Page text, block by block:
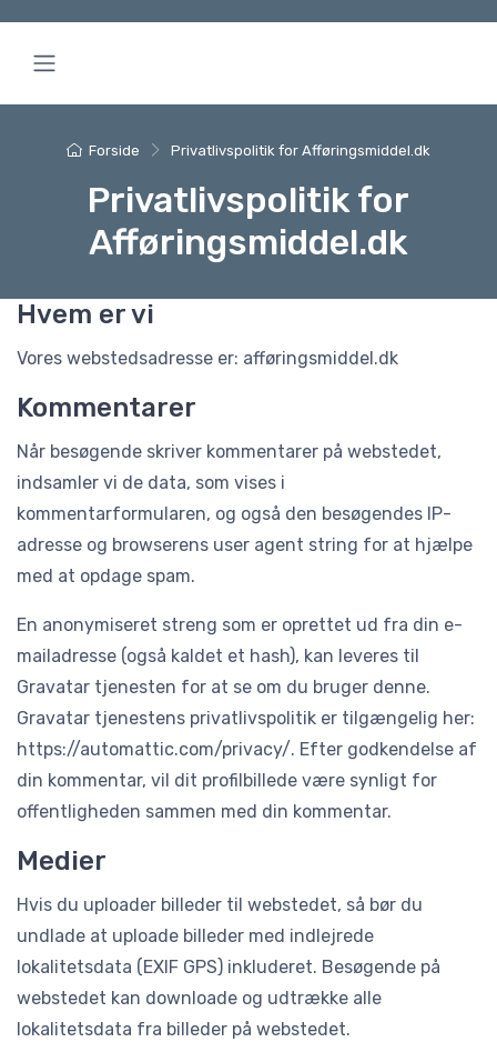
Forside Privatlivspolitik for Afføringsmiddel.dk
Privatlivspolitik for
Afføringsmiddel.dk
Hvem er vi
Vores webstedsadresse er: afføringsmiddel.dk
Kommentarer
Når besøgende skriver kommentarer på webstedet,
indsamler vi de data, som vises i
kommentarformularen, og også den besøgendes IP-
adresse og browserens user agent string for at hjælpe
med at opdage spam.
En anonymiseret streng som er oprettet ud fra din e-
mailadresse (også kaldet et hash), kan leveres til
Gravatar tjenesten for at se om du bruger denne.
Gravatar tjenestens privatlivspolitik er tilgængelig her:
https://automattic.com/privacy/. Efter godkendelse af
din kommentar, vil dit profilbillede være synligt for
offentligheden sammen med din kommentar.
Medier
Hvis du uploader billeder til webstedet, så bør du
undlade at uploade billeder med indlejrede
lokalitetsdata (EXIF GPS) inkluderet. Besøgende på
webstedet kan downloade og udtrække alle
lokalitetsdata fra billeder på webstedet.